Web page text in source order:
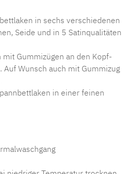
in sechs verschiedenen
Seide und in 5 Satinqualitäten
mit Gummizügen an den Kopf-
Wunsch auch mit Gummizug
in einer feinen